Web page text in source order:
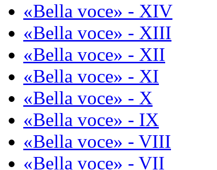
«Bella voce» - XIV
«Bella voce» - XIII
«Bella voce» - XII
«Bella voce» - XI
«Bella voce» - X
«Bella voce» - IX
«Bella voce» - VIII
«Bella voce» - VII